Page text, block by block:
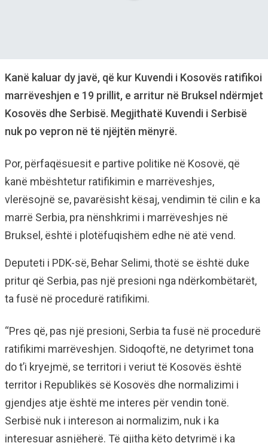
Kanë kaluar dy javë, që kur Kuvendi i Kosovës ratifikoi
marrëveshjen e 19 prillit, e arritur në Bruksel ndërmjet
Kosovës dhe Serbisë. Megjithatë Kuvendi i Serbisë
nuk po vepron në të njëjtën mënyrë.
Por, përfaqësuesit e partive politike në Kosovë, që
kanë mbështetur ratifikimin e marrëveshjes,
vlerësojnë se, pavarësisht kësaj, vendimin të cilin e ka
marrë Serbia, pra nënshkrimi i marrëveshjes në
Bruksel, është i plotëfuqishëm edhe në atë vend.
Deputeti i PDK-së, Behar Selimi, thotë se është duke
pritur që Serbia, pas një presioni nga ndërkombëtarët,
ta fusë në procedurë ratifikimi.
“Pres që, pas një presioni, Serbia ta fusë në procedurë
ratifikimi marrëveshjen. Sidoqoftë, ne detyrimet tona
do t’i kryejmë, se territori i veriut të Kosovës është
territor i Republikës së Kosovës dhe normalizimi i
gjendjes atje është me interes për vendin tonë.
Serbisë nuk i intereson ai normalizim, nuk i ka
interesuar asnjëherë. Të gjitha këto detyrimë i ka